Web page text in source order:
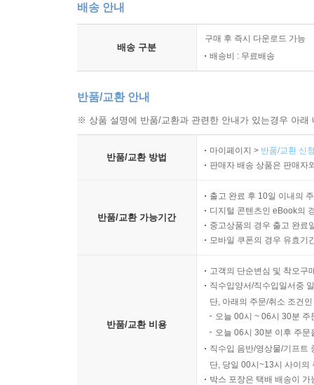
배송 안내
배송 구분
구매 후 즉시 다운로드 가능
배송비 : 무료배송
반품/교환 안내
※ 상품 설명에 반품/교환과 관련한 안내가 있는경우 아
반품/교환 방법
마이페이지 > 반품/교환 신
판매자 배송 상품은 판매자
반품/교환 가능기간
출고 완료 후 10일 이내의
디지털 콘텐츠인 eBook의
중고상품의 경우 출고 완료
모바일 쿠폰의 경우 유효기
반품/교환 비용
고객의 단순변심 및 착오구
직수입양서/직수입일서중
단, 아래의 주문/취소 조건
오늘 00시 ~ 06시 30분
오늘 06시 30분 이후 주
직수입 음반/영상물/기프트
단, 당일 00시~13시 사이의
박스 포장은 택배 배송이